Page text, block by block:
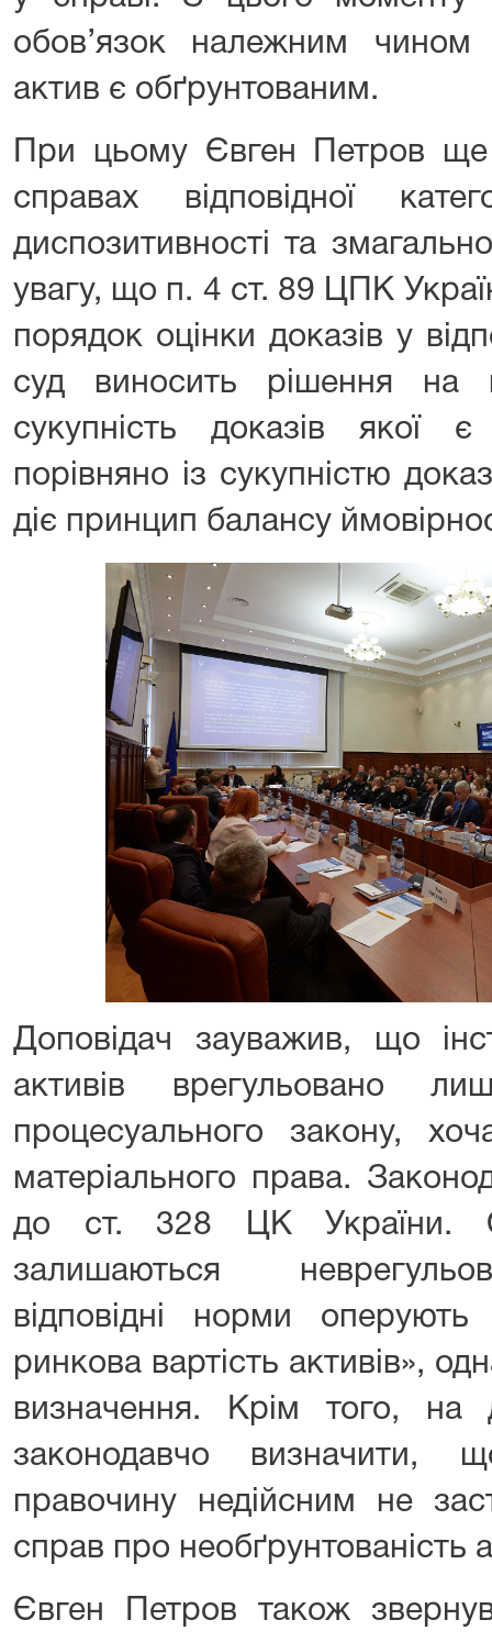
обов’язок належним
актив є обґрунтованим.
При цьому Євген Петров
справах відповідної
диспозитивності та
увагу, що п. 4 ст. 89 ЦПК
порядок оцінки доказів у
суд виносить рішення на
сукупність доказів якої
порівняно із сукупністю
діє принцип балансу
Доповідач зауважив, що
активів врегульовано
процесуального закону,
матеріального права.
до ст. 328 ЦК України.
залишаються
відповідні норми оперують
ринкова вартість активів»,
визначення. Крім того, на
законодавчо визначити,
правочину недійсним не
справ про необґрунтованість
Євген Петров також